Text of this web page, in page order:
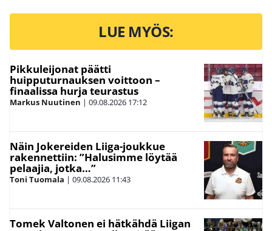
LUE MYÖS:
Pikkuleijonat päätti
huipputurnauksen voittoon –
finaalissa hurja teurastus
Markus Nuutinen | 09.08.2026 17:12
Näin Jokereiden Liiga-joukkue
rakennettiin: ”Halusimme löytää
pelaajia, jotka…”
Toni Tuomala | 09.08.2026 11:43
Tomek Valtonen ei hätkähdä Liigan